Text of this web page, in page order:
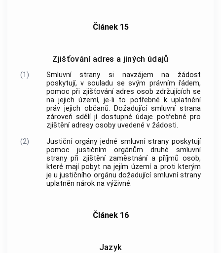
Článek 15
Zjišťování adres a jiných údajů
(1)
Smluvní strany si navzájem na žádost
poskytují, v souladu se svým právním řádem,
pomoc při zjišťování adres osob zdržujících se
na jejich území, je-li to potřebné k uplatnění
práv jejich občanů. Dožadující smluvní strana
zároveň sdělí jí dostupné údaje potřebné pro
zjištění adresy osoby uvedené v žádosti.
(2)
Justiční orgány jedné smluvní strany poskytují
pomoc justičním orgánům druhé smluvní
strany při zjištění zaměstnání a příjmů osob,
které mají pobyt na jejím území a proti kterým
je u justičního orgánu dožadující smluvní strany
uplatněn nárok na výživné.
Článek 16
Jazyk